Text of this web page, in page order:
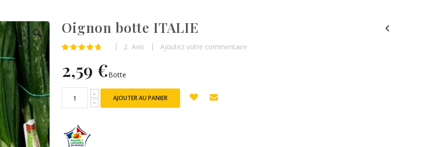
Oignon botte ITALIE
Évaluation: 2 Avis Ajoutez votre commentaire
2,59 €Botte
AJOUTER AU PANIER